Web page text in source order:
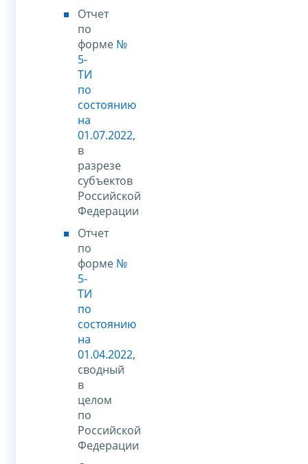
Отчет
по
форме №
5-
ТИ
по
состоянию
на
01.07.2022,
в
разрезе
субъектов
Российской
Федерации
Отчет
по
форме №
5-
ТИ
по
состоянию
на
01.04.2022,
сводный
в
целом
по
Российской
Федерации